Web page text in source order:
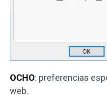
OCHO: preferencias
web.